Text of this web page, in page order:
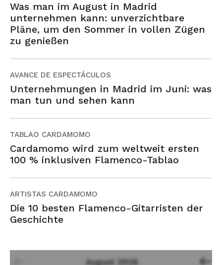
Was man im August in Madrid
unternehmen kann: unverzichtbare
Pläne, um den Sommer in vollen Zügen
zu genießen
AVANCE DE ESPECTÁCULOS
Unternehmungen in Madrid im Juni: was
man tun und sehen kann
TABLAO CARDAMOMO
Cardamomo wird zum weltweit ersten
100 % inklusiven Flamenco-Tablao
ARTISTAS CARDAMOMO
Die 10 besten Flamenco-Gitarristen der
Geschichte